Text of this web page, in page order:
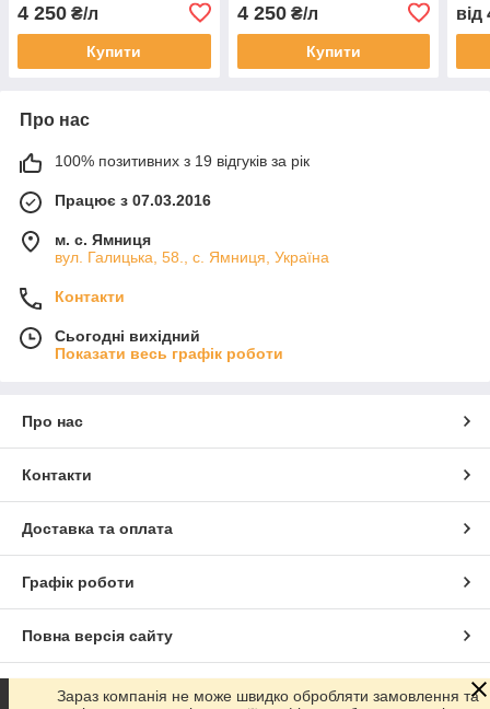
придатності | 1 літр
4 250 ₴/л
Купити
літр
4 250₴/л
Купити
від
Про нас
100% позитивних з 19 відгуків за рік
Працює з 07.03.2016
м. с. Ямниця
вул. Галицька, 58., с. Ямниця, Україна
Контакти
Сьогодні вихідний
Показати весь графік роботи
Про нас
Контакти
Доставка та оплата
Графік роботи
Повна версія сайту
Сайт створено на маркетплейсі Prom.ua
Зараз компанія не може швидко обробляти замовлення та